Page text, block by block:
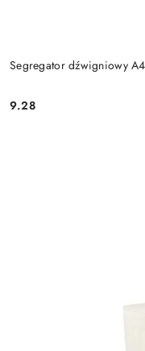
Segregator dźwigniowy
Cena:
9.28